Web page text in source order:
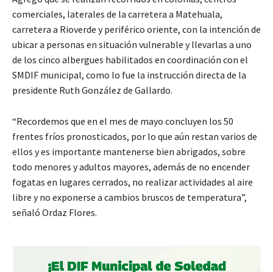
comerciales, laterales de la carretera a Matehuala,
carretera a Rioverde y periférico oriente, con la intención de
ubicar a personas en situación vulnerable y llevarlas a uno
de los cinco albergues habilitados en coordinación con el
SMDIF municipal, como lo fue la instrucción directa de la
presidente Ruth González de Gallardo.
“Recordemos que en el mes de mayo concluyen los 50
frentes fríos pronosticados, por lo que aún restan varios de
ellos y es importante mantenerse bien abrigados, sobre
todo menores y adultos mayores, además de no encender
fogatas en lugares cerrados, no realizar actividades al aire
libre y no exponerse a cambios bruscos de temperatura”,
señaló Ordaz Flores.